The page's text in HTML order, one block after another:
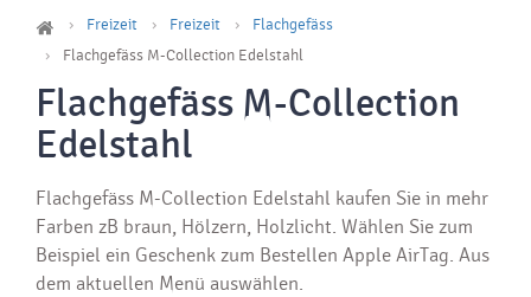
Freizeit Freizeit
Flachgefäss
Flachgefäss M-Collection Edelstahl
Flachgefäss M-Collection
Edelstahl
Flachgefäss M-Collection Edelstahl kaufen Sie in mehr
Farben zB braun, Hölzern, Holzlicht. Wählen Sie zum
Beispiel ein Geschenk zum Bestellen Apple AirTag. Aus
dem aktuellen Menü auswählen.